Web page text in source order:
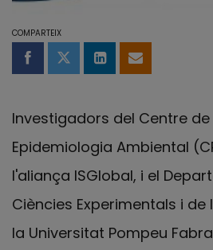
COMPARTEIX
Compartir a Facebook
Compartir a Twitter
Comparteix a
Investigadors del Centre de
Epidemiologia Ambiental
l'aliança ISGlobal, i el
Ciències Experimentals i de
la Universitat Pompeu